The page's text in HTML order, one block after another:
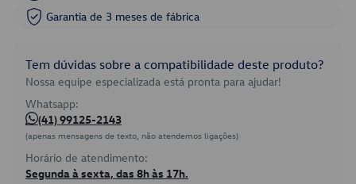
Garantia de 3 meses de fábrica
Tem dúvidas sobre a compatibilidade deste produto?
Nossa equipe especializada está pronta para ajudar!
Whatsapp:
(41) 99125-2143
(apenas mensagens de texto, não atendemos ligações)
Horário de atendimento:
Segunda à sexta, das 8h às 17h.